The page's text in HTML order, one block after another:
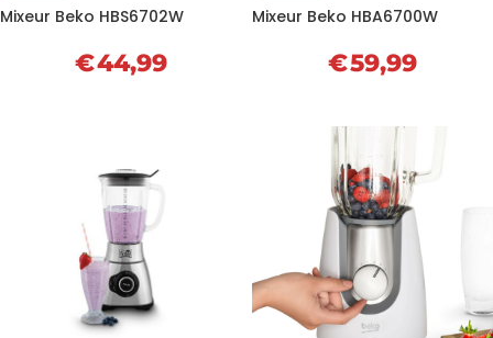
Mixeur Beko HBS6702W
€44,99
Mixeur Beko HBA6700W
€59,99